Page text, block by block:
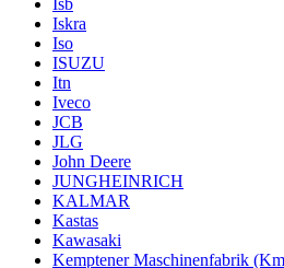
Isb
Iskra
Iso
ISUZU
Itn
Iveco
JCB
JLG
John Deere
JUNGHEINRICH
KALMAR
Kastas
Kawasaki
Kemptener Maschinenfabrik